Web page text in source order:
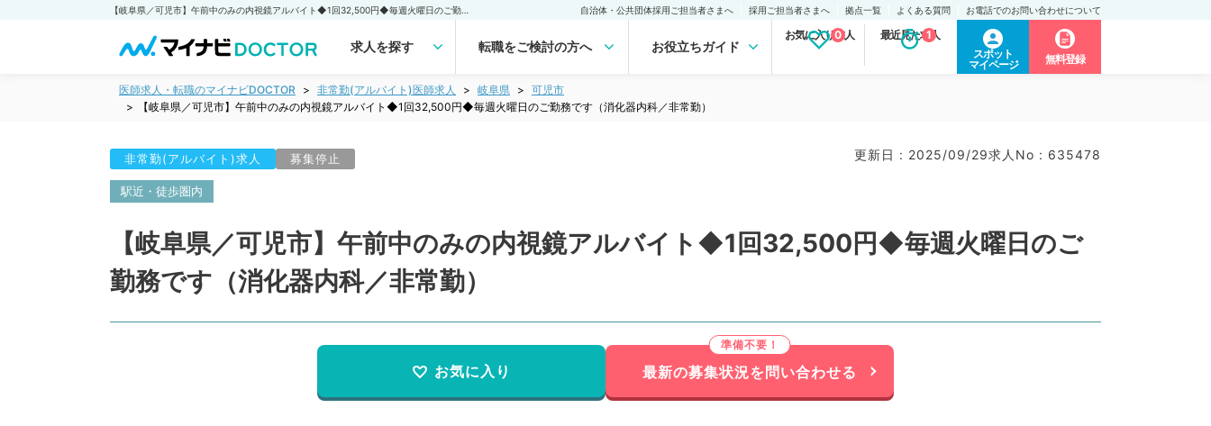
自治体・公共団体採用ご担当者さまへ 採用ご担当者さまへ 拠点一覧 よくある質問 お電話でのお問い合わせについて
求人を探す 転職をご検討の方へ お役立ちガイド
お気に入り求人
0 最近見た求人
1
スポット
マイページ
無料登録
医師求人・転職のマイナビDOCTOR 非常勤(アルバイト)医師求人 岐阜県
可児市
【岐阜県／可児市】午前中のみの内視鏡アルバイト◆1回32,500円◆毎週火曜日のご勤務です（消化器内科／非常勤）
非常勤(アルバイト)求人 募集停止 更新日 : 2025/09/29求人No : 635478
駅近・徒歩圏内
【岐阜県／可児市】午前中のみの内視鏡アルバイト◆1回32,500円◆毎週火曜日のご
勤務です（消化器内科／非常勤）
お気に入り 最新の募集状況を問い合わせる